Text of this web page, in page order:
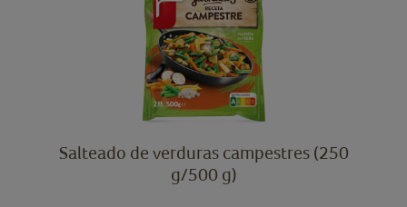
Salteado de verduras campestres (250
g/500 g)